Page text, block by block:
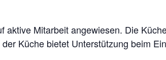
Mitarbeit angewiesen. Die
Küche bietet Unterstützung beim